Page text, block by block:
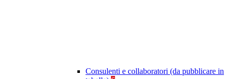
Consulenti e collaboratori (da pubblicare in